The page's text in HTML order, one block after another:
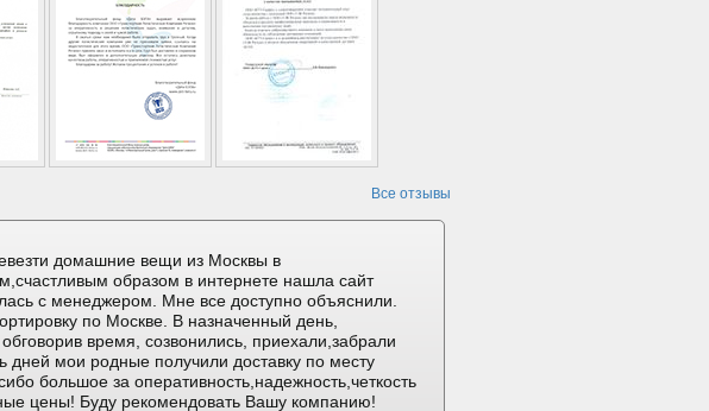
Все отзывы
домашние вещи из Москвы в
образом в интернете нашла сайт
с менеджером. Мне все доступно объяснили.
по Москве. В назначенный день,
время, созвонились, приехали,забрали
дней мои родные получили доставку по месту
большое за оперативность,надежность,четкость
цены! Буду рекомендовать Вашу компанию!